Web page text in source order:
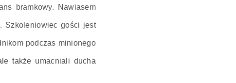
bramkowy. Nawiasem
Szkoleniowiec gości jest
podczas minionego
także umacniali ducha